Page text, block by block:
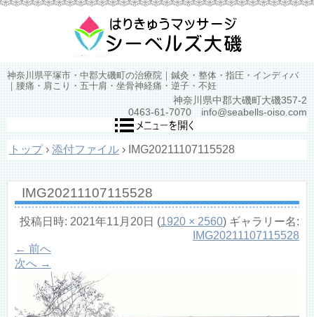
神奈川県平塚市・中郡大磯町の治療院｜鍼灸・整体・指圧・インディバ
｜腰痛・肩こり・五十肩・坐骨神経痛・逆子・不妊
神奈川県中郡大磯町大磯357-2
0463-61-7070 info@seabells-oiso.com
トップ › 添付ファイル › IMG20211107115528
IMG20211107115528
投稿日時: 2021年11月20日 (1920 × 2560) ギャラリー名:
IMG20211107115528
← 前へ
次へ →